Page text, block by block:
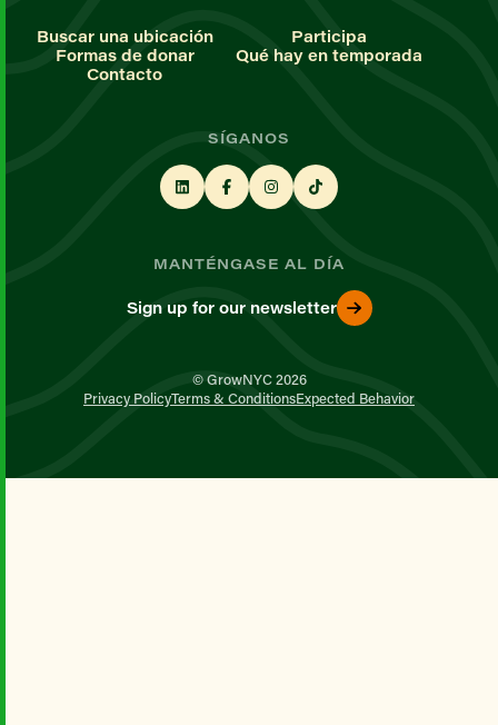
Buscar una ubicación
Participa
Formas de donar
Qué hay en temporada
Contacto
SÍGANOS
MANTÉNGASE AL DÍA
Sign up for our newsletter
© GrowNYC 2026
Privacy PolicyTerms & ConditionsExpected Behavior